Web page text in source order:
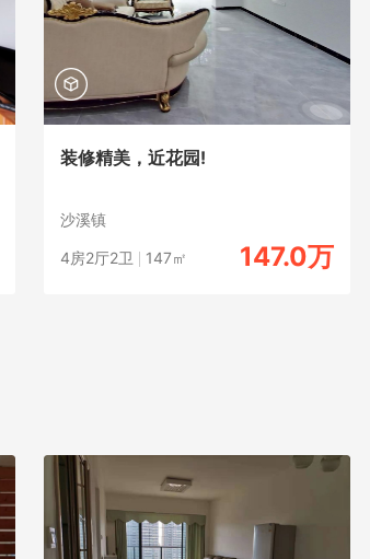
装修精美，近花园!
沙溪镇
4房2厅2卫 147㎡ 147.0万